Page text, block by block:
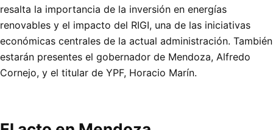
resalta la importancia de la inversión en energías
renovables y el impacto del RIGI, una de las iniciativas
económicas centrales de la actual administración. También
estarán presentes el gobernador de Mendoza, Alfredo
Cornejo, y el titular de YPF, Horacio Marín.